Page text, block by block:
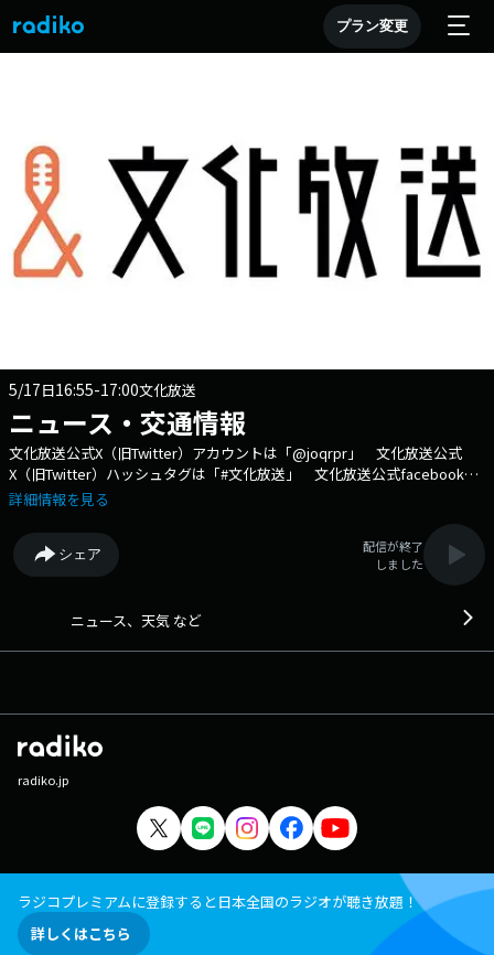
プラン変更
5/17日16:55-17:00文化放送
ニュース・交通情報
文化放送公式X（旧Twitter）アカウントは「@joqrpr」 文化放送公式
X（旧Twitter）ハッシュタグは「#文化放送」 文化放送公式facebookペ
ージは 「https://www.facebook.com/1134joqr」 文化放送公式LINEは
詳細情報を見る
シェア
配信が終了
しました
ニュース、天気 など
radiko.jp
ラジコプレミアムに登録すると日本全国のラジオが聴き放題！
詳しくはこちら